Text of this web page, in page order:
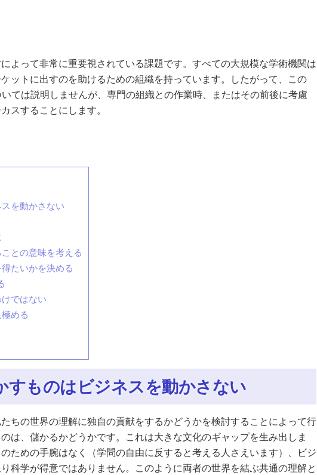
よって非常に重要視されている課題です。すべての大規模な学術機関は
ットに出すのを助けるための組織を持っています。したがって、この
ては説明しませんが、専門の組織との作業時、またはその前後に考慮
スすることにします。
を動かさない
との意味を考える
たいかを決める
ではない
める
すものはビジネスを動かさない
ちの世界の理解に独自の貢献をするかどうかを検討することによって行
は、儲かるかどうかです。これは大きな文化のギャップを生み出しま
ための手腕はなく（学問の自由に反すると考える人さえいます）、ビジ
科学が得意ではありません。このように両者の世界を結ぶ共通の理解と